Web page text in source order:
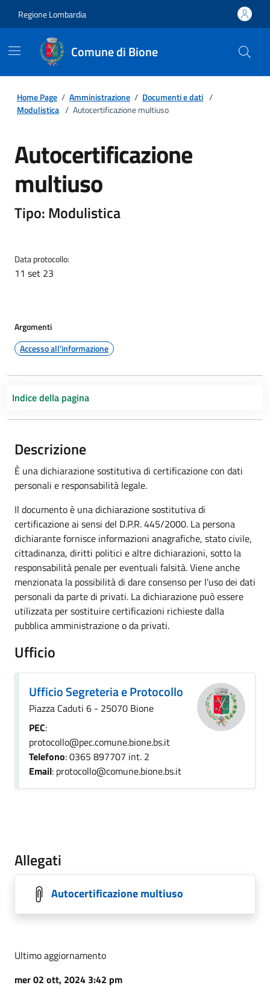
Regione Lombardia
Comune di Bione
Home Page / Amministrazione / Documenti e dati /
Modulistica / Autocertificazione multiuso
Autocertificazione
multiuso
Tipo: Modulistica
Data protocollo:
11 set 23
Argomenti
Accesso all'informazione
Indice della pagina
Descrizione
È una dichiarazione sostitutiva di certificazione con dati
personali e responsabilità legale.
Il documento è una dichiarazione sostitutiva di
certificazione ai sensi del D.P.R. 445/2000. La persona
dichiarante fornisce informazioni anagrafiche, stato civile,
cittadinanza, diritti politici e altre dichiarazioni, sotto la
responsabilità penale per eventuali falsità. Viene anche
menzionata la possibilità di dare consenso per l'uso dei dati
personali da parte di privati. La dichiarazione può essere
utilizzata per sostituire certificazioni richieste dalla
pubblica amministrazione o da privati.
Ufficio
Ufficio Segreteria e Protocollo
Piazza Caduti 6 - 25070 Bione
PEC:
protocollo@pec.comune.bione.bs.it
Telefono: 0365 897707 int. 2
Email: protocollo@comune.bione.bs.it
Allegati
Autocertificazione multiuso
Ultimo aggiornamento
mer 02 ott, 2024 3:42 pm